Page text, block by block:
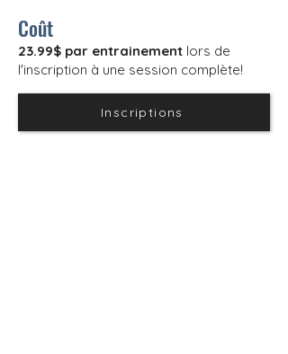
Coût
23.99$ par entrainement lors de
l'inscription à une session complète!
Inscriptions